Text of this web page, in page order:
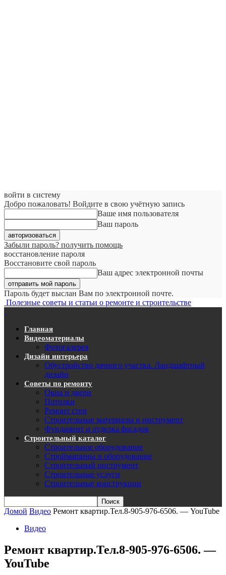
войти в систему
Добро пожаловать! Войдите в свою учётную запись
Ваше имя пользователя
Ваш пароль
Забыли пароль? получить помощь
восстановление пароля
Восстановите свой пароль
Ваш адрес электронной почты
Пароль будет выслан Вам по электронной почте.
Полезные советы и статьи о ремонте и строительстве
Главная
Видеоматериалы
Фотогалерея
Дизайн интерьера
Обустройство дачного участка. Ландшафтный
дизайн
Советы по ремонту
Окна и двери
Потолки
Ремонт стен
Строительные материалы и инструмент
Фундамент и отделка фасадов
Строительный каталог
Строительное оборудование
Строймашины и оборудование
Строительный инструмент
Строительные услуги
Строительные конструкции
Домой Видео Ремонт квартир.Тел.8-905-976-6506. — YouTube
Видео
Ремонт квартир.Тел.8-905-976-6506. —
YouTube